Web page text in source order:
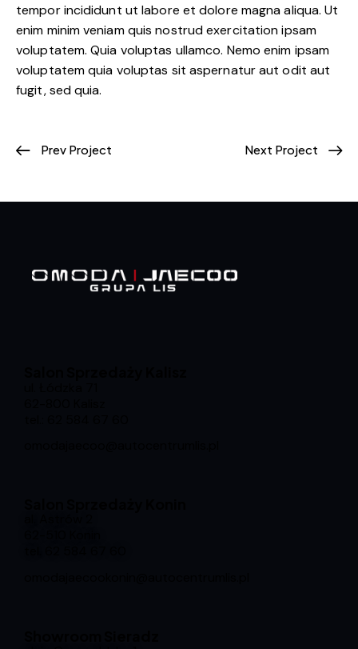
tempor incididunt ut labore et dolore magna aliqua. Ut
enim minim veniam quis nostrud exercitation ipsam
voluptatem. Quia voluptas ullamco. Nemo enim ipsam
voluptatem quia voluptas sit aspernatur aut odit aut
fugit, sed quia.
Prev Project Next Project